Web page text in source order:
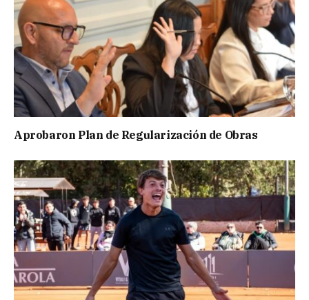
Aprobaron Plan de Regularización de Obras